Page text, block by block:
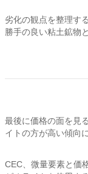
劣化の観点を整理す
勝手の良い粘土鉱物
最後に価格の面を見
イトの方が高い傾向
CEC、微量要素と価